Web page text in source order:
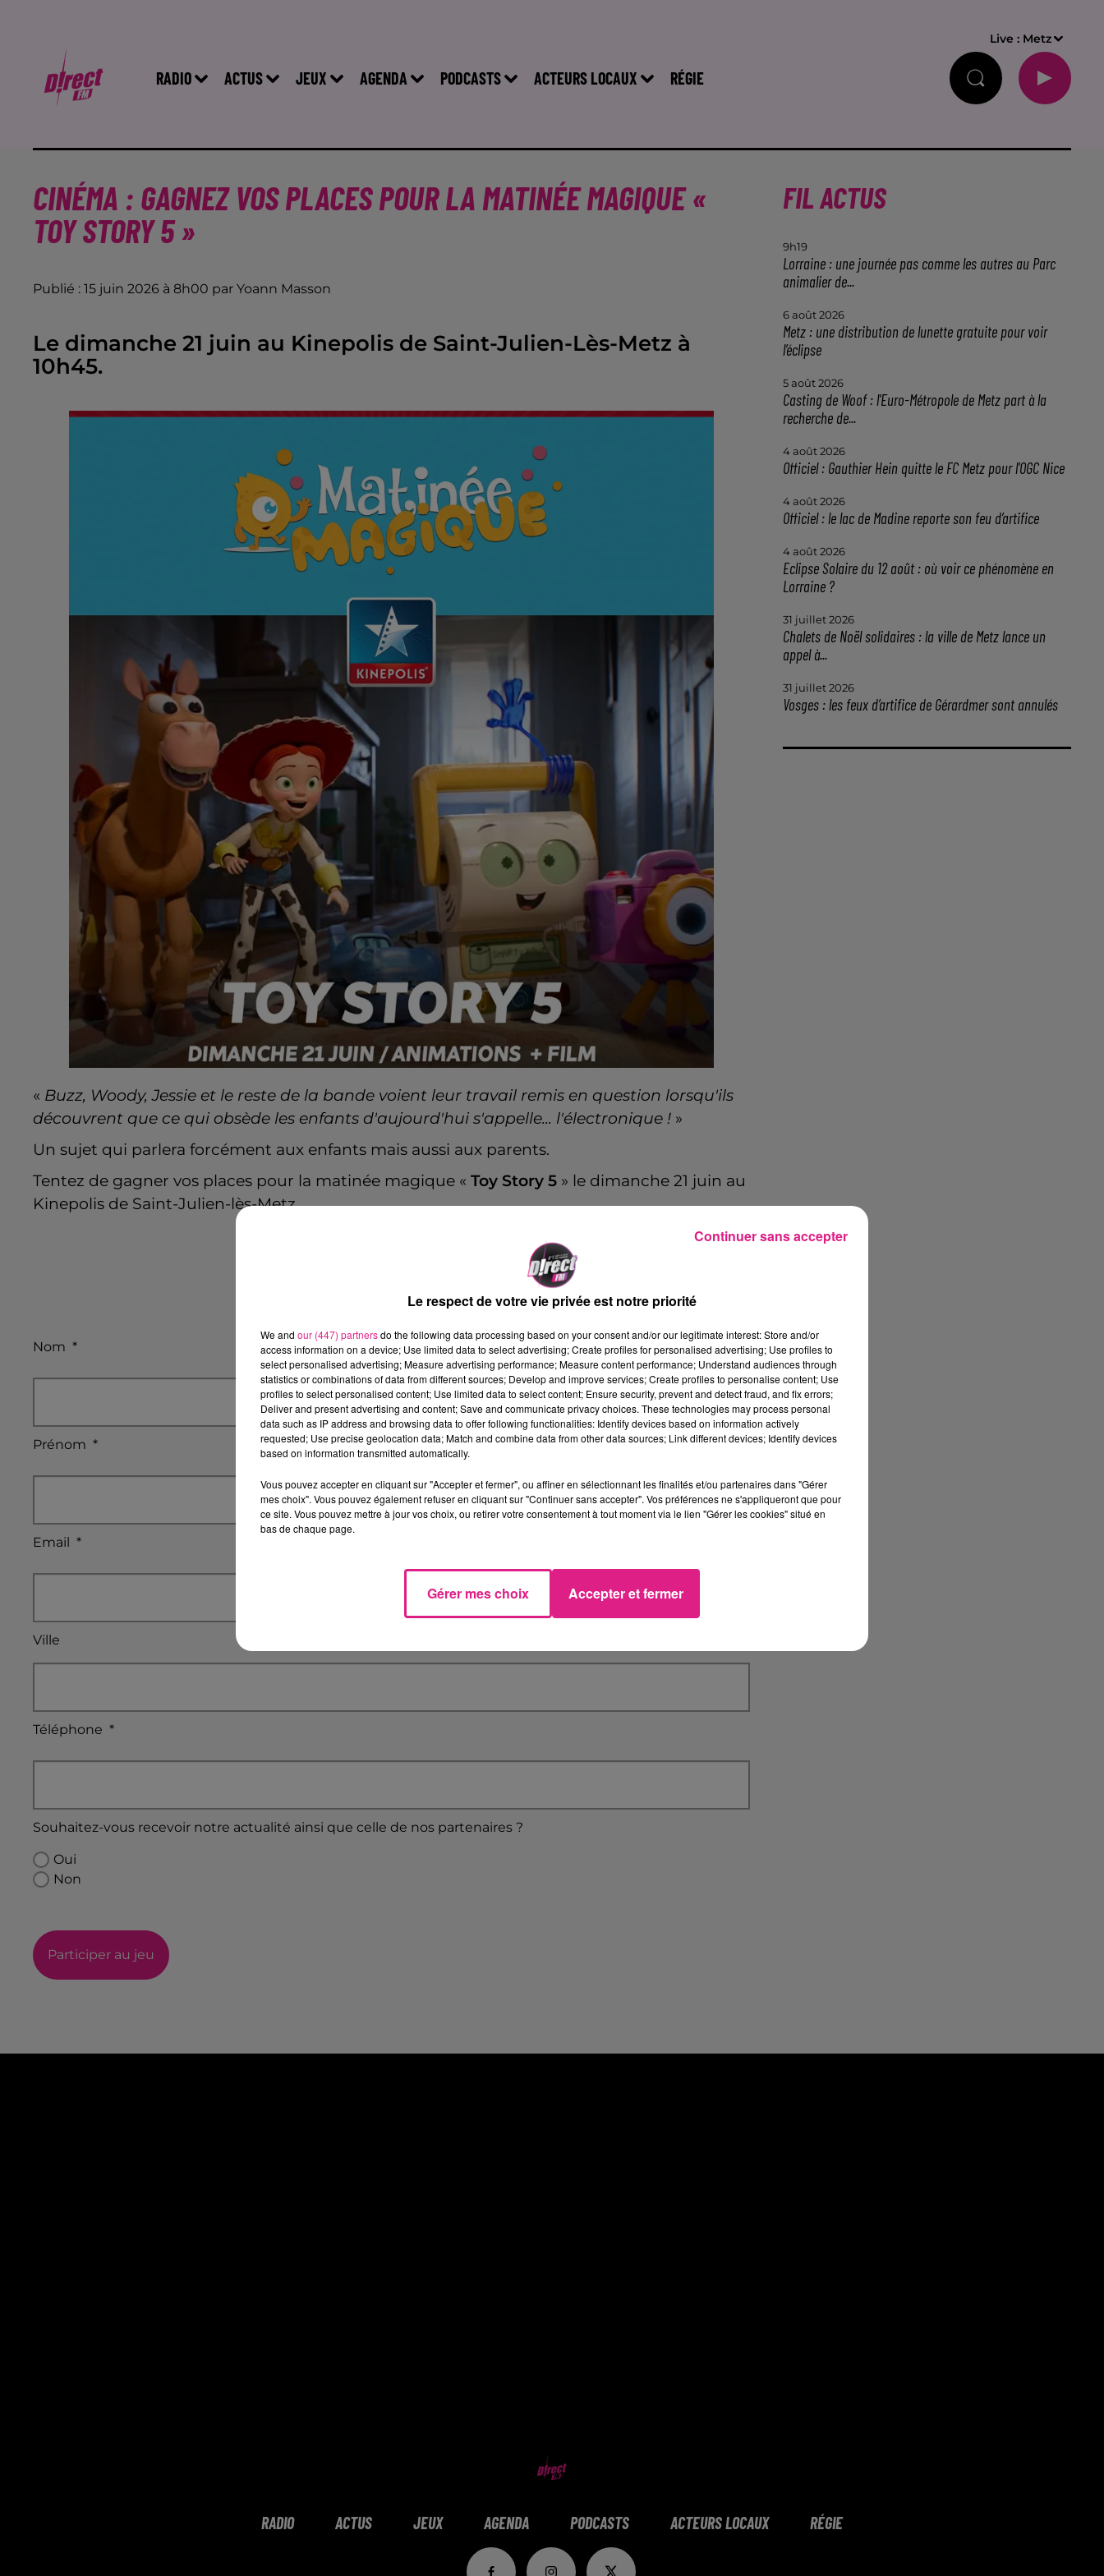
RADIO ACTUS JEUX AGENDA PODCASTS ACTEURS LOCAUX RÉGIE
Live : Metz
CINÉMA : GAGNEZ VOS PLACES POUR LA MATINÉE MAGIQUE «
TOY STORY 5 »
Publié : 15 juin 2026 à 8h00 par Yoann Masson
Le dimanche 21 juin au Kinepolis de Saint-Julien-Lès-Metz à
10h45.
« Buzz, Woody, Jessie et le reste de la bande voient leur travail remis en question lorsqu'ils
découvrent que ce qui obsède les enfants d'aujourd'hui s'appelle... l'électronique ! »
Un sujet qui parlera forcément aux enfants mais aussi aux parents.
Tentez de gagner vos places pour la matinée magique « Toy Story 5 » le dimanche 21 juin au
Kinepolis de Saint-Julien-lès-Metz.
Nom *
Prénom *
Email *
Ville
Téléphone *
Souhaitez-vous recevoir notre actualité ainsi que celle de nos partenaires ?
Oui
Non
Participer au jeu
FIL ACTUS
9h19
Lorraine : une journée pas comme les autres au Parc
animalier de...
6 août 2026
Metz : une distribution de lunette gratuite pour voir
l’éclipse
5 août 2026
Casting de Woof : l'Euro-Métropole de Metz part à la
recherche de...
4 août 2026
Officiel : Gauthier Hein quitte le FC Metz pour l'OGC Nice
4 août 2026
Officiel : le lac de Madine reporte son feu d’artifice
4 août 2026
Eclipse Solaire du 12 août : où voir ce phénomène en
Lorraine ?
31 juillet 2026
Chalets de Noël solidaires : la ville de Metz lance un
appel à...
31 juillet 2026
Vosges : les feux d’artifice de Gérardmer sont annulés
RADIO ACTUS JEUX AGENDA PODCASTS ACTEURS LOCAUX RÉGIE
Le respect de votre vie privée est notre priorité
We and our (447) partnersdo the following data processing based on your consent and/or our legitimate interest: Store and/or
access information on a device; Use limited data to select advertising; Create profiles for personalised advertising; Use profiles to
select personalised advertising; Measure advertising performance; Measure content performance; Understand audiences through
statistics or combinations of data from different sources; Develop and improve services; Create profiles to personalise content; Use
profiles to select personalised content; Use limited data to select content; Ensure security, prevent and detect fraud, and fix errors;
Deliver and present advertising and content; Save and communicate privacy choices. These technologies may process personal
data such as IP address and browsing data to offer following functionalities: Identify devices based on information actively
requested; Use precise geolocation data; Match and combine data from other data sources; Link different devices; Identify devices
based on information transmitted automatically.
Vous pouvez accepter en cliquant sur "Accepter et fermer", ou affiner en sélectionnant les finalités et/ou partenaires dans "Gérer
mes choix". Vous pouvez également refuser en cliquant sur "Continuer sans accepter". Vos préférences ne s'appliqueront que pour
ce site. Vous pouvez mettre à jour vos choix, ou retirer votre consentement à tout moment via le lien "Gérer les cookies" situé en
bas de chaque page.
Gérer mes choix Accepter et fermer
Continuer sans accepter